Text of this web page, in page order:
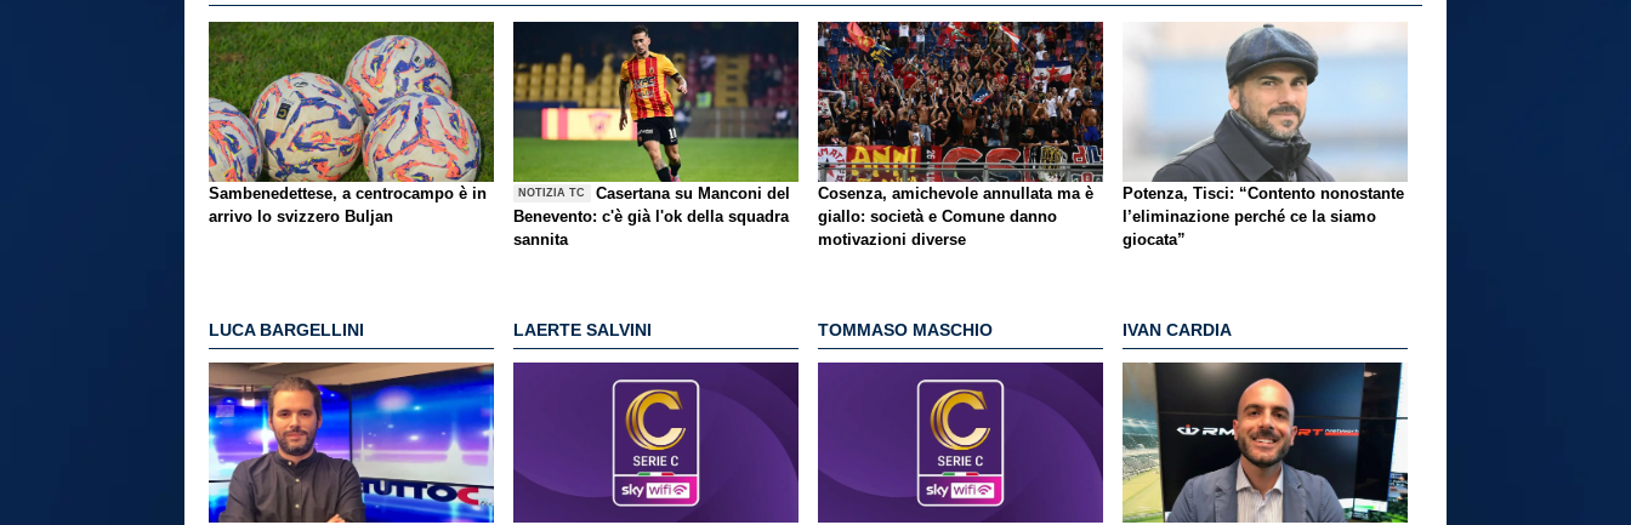
Sambenedettese, a centrocampo è in
arrivo lo svizzero Buljan
NOTIZIA TC
Casertana su Manconi del
Benevento: c'è già l'ok della squadra
sannita
Cosenza, amichevole annullata ma è
giallo: società e Comune danno
motivazioni diverse
Potenza, Tisci: “Contento nonostante
l’eliminazione perché ce la siamo
giocata”
LUCA BARGELLINI LAERTE SALVINI TOMMASO MASCHIO IVAN CARDIA